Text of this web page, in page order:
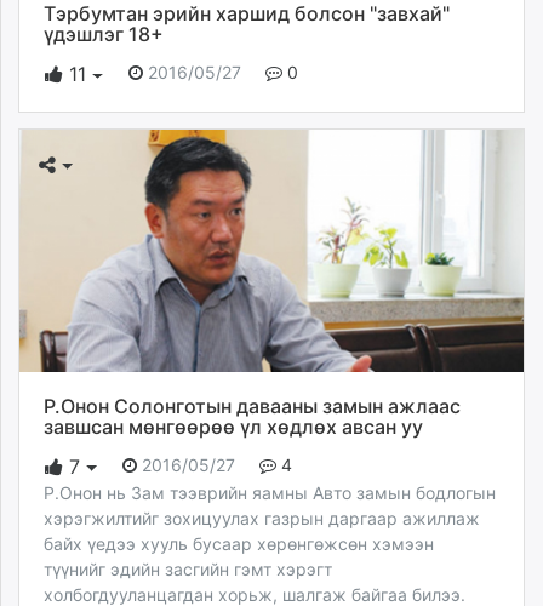
Тэрбумтан эрийн харшид болсон "завхай"
үдэшлэг 18+
11
2016/05/27 0
Р.Онон Солонготын давааны замын ажлаас
завшсан мөнгөөрөө үл хөдлөх авсан уу
7
2016/05/27
4
Р.Онон нь Зам тээврийн яамны Авто замын бодлогын
хэрэгжилтийг зохицуулах газрын даргаар ажиллаж
байх үедээ хууль бусаар хөрөнгөжсөн хэмээн
түүнийг эдийн засгийн гэмт хэрэгт
холбогдууланцагдан хорьж, шалгаж байгаа билээ.